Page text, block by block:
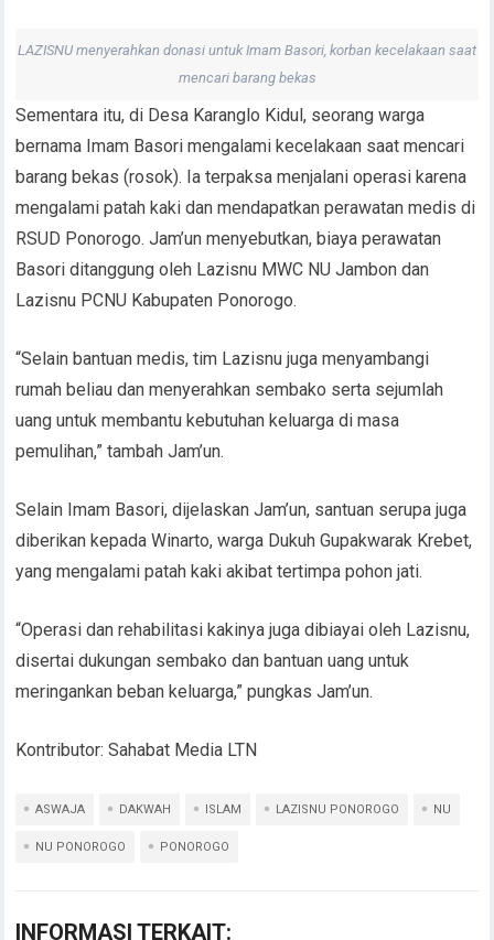
LAZISNU menyerahkan donasi untuk Imam Basori, korban kecelakaan saat
mencari barang bekas
Sementara itu, di Desa Karanglo Kidul, seorang warga
bernama Imam Basori mengalami kecelakaan saat mencari
barang bekas (rosok). Ia terpaksa menjalani operasi karena
mengalami patah kaki dan mendapatkan perawatan medis di
RSUD Ponorogo. Jam’un menyebutkan, biaya perawatan
Basori ditanggung oleh Lazisnu MWC NU Jambon dan
Lazisnu PCNU Kabupaten Ponorogo.
“Selain bantuan medis, tim Lazisnu juga menyambangi
rumah beliau dan menyerahkan sembako serta sejumlah
uang untuk membantu kebutuhan keluarga di masa
pemulihan,” tambah Jam’un.
Selain Imam Basori, dijelaskan Jam’un, santuan serupa juga
diberikan kepada Winarto, warga Dukuh Gupakwarak Krebet,
yang mengalami patah kaki akibat tertimpa pohon jati.
“Operasi dan rehabilitasi kakinya juga dibiayai oleh Lazisnu,
disertai dukungan sembako dan bantuan uang untuk
meringankan beban keluarga,” pungkas Jam’un.
Kontributor: Sahabat Media LTN
ASWAJA DAKWAH ISLAM LAZISNU PONOROGO NU
NU PONOROGO PONOROGO
INFORMASI TERKAIT: